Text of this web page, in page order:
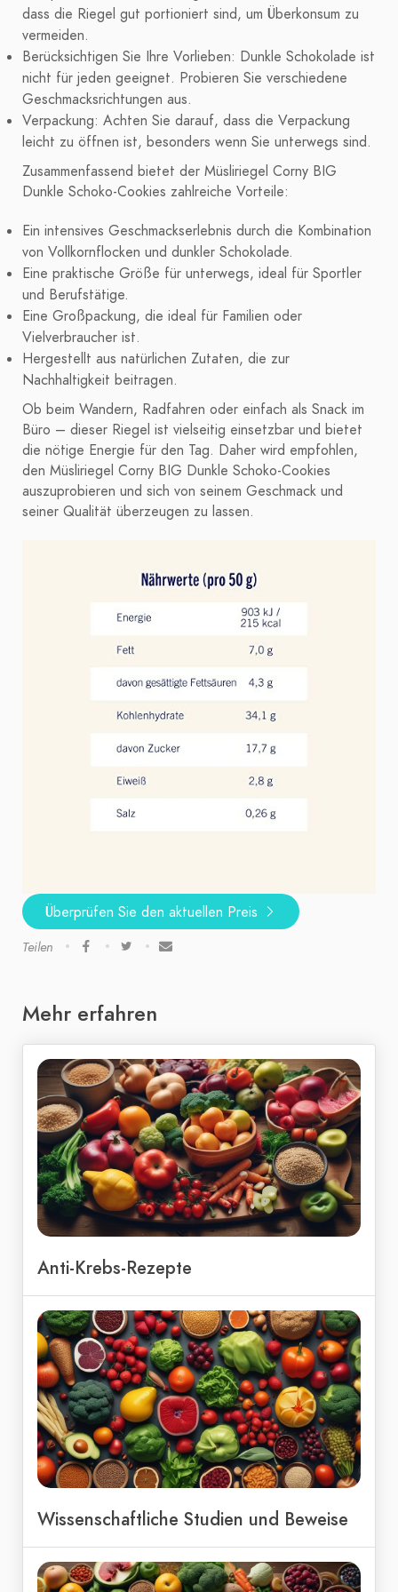
dass die Riegel gut portioniert sind, um Überkonsum zu
vermeiden.
Berücksichtigen Sie Ihre Vorlieben: Dunkle Schokolade ist
nicht für jeden geeignet. Probieren Sie verschiedene
Geschmacksrichtungen aus.
Verpackung: Achten Sie darauf, dass die Verpackung
leicht zu öffnen ist, besonders wenn Sie unterwegs sind.
Zusammenfassend bietet der Müsliriegel Corny BIG
Dunkle Schoko-Cookies zahlreiche Vorteile:
Ein intensives Geschmackserlebnis durch die Kombination
von Vollkornflocken und dunkler Schokolade.
Eine praktische Größe für unterwegs, ideal für Sportler
und Berufstätige.
Eine Großpackung, die ideal für Familien oder
Vielverbraucher ist.
Hergestellt aus natürlichen Zutaten, die zur
Nachhaltigkeit beitragen.
Ob beim Wandern, Radfahren oder einfach als Snack im
Büro – dieser Riegel ist vielseitig einsetzbar und bietet
die nötige Energie für den Tag. Daher wird empfohlen,
den Müsliriegel Corny BIG Dunkle Schoko-Cookies
auszuprobieren und sich von seinem Geschmack und
seiner Qualität überzeugen zu lassen.
Überprüfen Sie den aktuellen Preis
Teilen
Mehr erfahren
Anti-Krebs-Rezepte
Wissenschaftliche Studien und Beweise